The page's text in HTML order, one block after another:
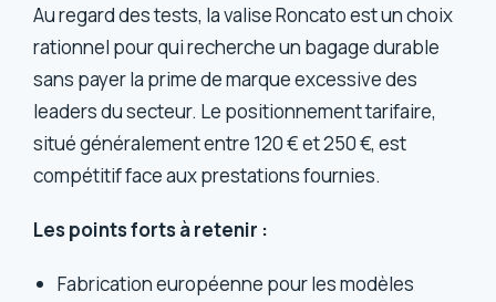
Au regard des tests, la valise Roncato est un choix
rationnel pour qui recherche un bagage durable
sans payer la prime de marque excessive des
leaders du secteur. Le positionnement tarifaire,
situé généralement entre 120 € et 250 €, est
compétitif face aux prestations fournies.
Les points forts à retenir :
Fabrication européenne pour les modèles